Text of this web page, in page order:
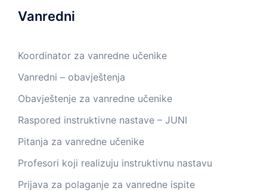
Vanredni
Koordinator za vanredne učenike
Vanredni – obavještenja
Obavještenje za vanredne učenike
Raspored instruktivne nastave – JUNI
Pitanja za vanredne učenike
Profesori koji realizuju instruktivnu nastavu
Prijava za polaganje za vanredne ispite